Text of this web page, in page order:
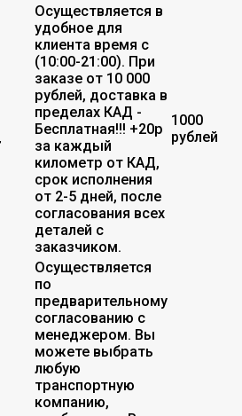
Осуществляется в
удобное для
клиента время с
(10:00-21:00). При
заказе от 10 000
рублей, доставка в
пределах КАД -
Бесплатная!!! +20р
за каждый
километр от КАД,
срок исполнения
от 2-5 дней, после
согласования всех
деталей с
заказчиком.
1000
рублей
Осуществляется
по
предварительному
согласованию с
менеджером. Вы
можете выбрать
любую
транспортную
компанию,